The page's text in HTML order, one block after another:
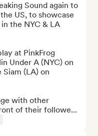
Sound again to
US, to showcase
the NYC & LA
at PinkFrog
Under A (NYC) on
(LA) on
with other
of their followe...